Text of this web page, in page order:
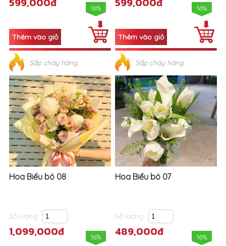
16%
Sắp cháy hàng
16%
Sắp cháy hàng
Hoa Biếu bó 08
Số lượng
1,099,000đ 16%
Hoa Biếu bó 07
Số lượng
489,000đ 16%